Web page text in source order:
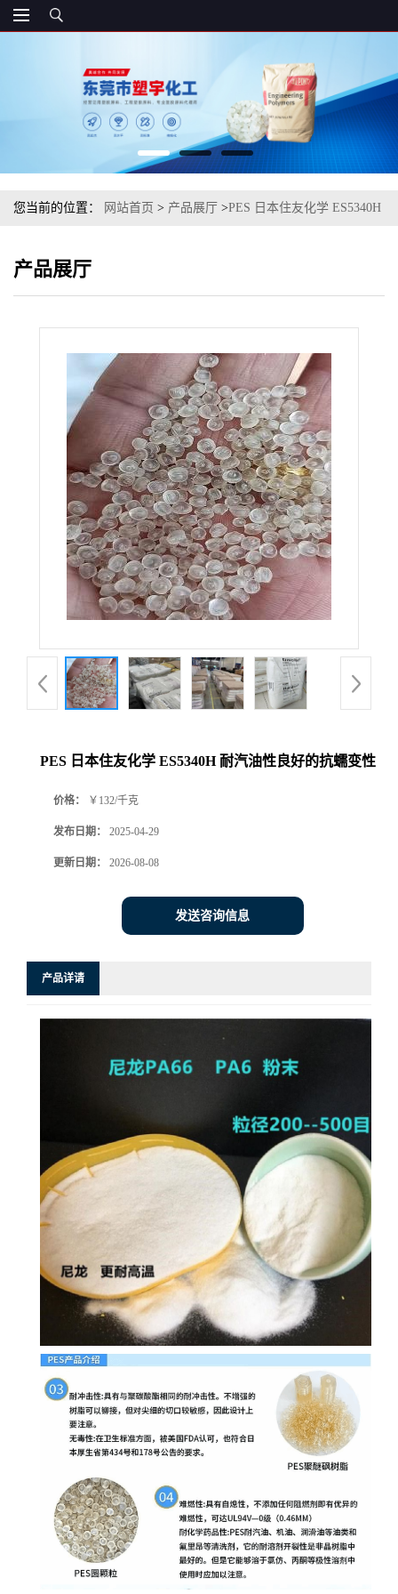
您当前的位置： 网站首页 > 产品展厅 >PES 日本住友化学 ES5340H
产品展厅
PES 日本住友化学 ES5340H 耐汽油性良好的抗蠕变性
价格： ￥132/千克
发布日期： 2025-04-29
更新日期： 2026-08-08
发送咨询信息
产品详请